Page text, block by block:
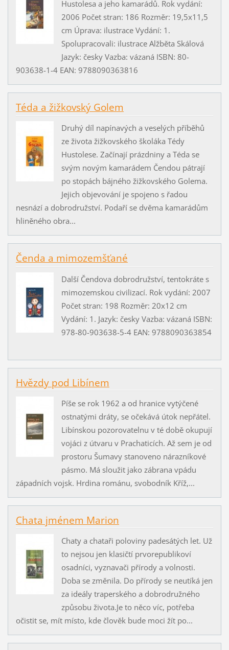
Hustolesa a jeho kamarádů. Rok vydání:
2006 Počet stran: 186 Rozměr: 19,5x11,5
cm Úprava: ilustrace Vydání: 1.
Spolupracovali: ilustrace Alžběta Skálová
Jazyk: česky Vazba: vázaná ISBN: 80-
903638-1-4 EAN: 9788090363816
Téda a žižkovský Golem
Druhý díl napínavých a veselých příběhů
ze života žižkovského školáka Tédy
Hustolese. Začínají prázdniny a Téda se
svým novým kamarádem Čendou pátrají
po stopách bájného žižkovského Golema.
Jejich objevování je spojeno s řadou
nesnází a dobrodružství. Podaří se dvěma kamarádům
hliněného obra...
Čenda a mimozemšťané
Další Čendova dobrodružství, tentokráte s
mimozemskou civilizací. Rok vydání: 2007
Počet stran: 198 Rozměr: 20x12 cm
Vydání: 1. Jazyk: česky Vazba: vázaná ISBN:
978-80-903638-5-4 EAN: 9788090363854
Hvězdy pod Libínem
Píše se rok 1962 a od hranice vytýčené
ostnatými dráty, se očekává útok nepřátel.
Libínskou pozorovatelnu v té době okupují
vojáci z útvaru v Prachaticích. Až sem je od
prostoru Šumavy stanoveno nárazníkové
pásmo. Má sloužit jako zábrana vpádu
západních vojsk. Hrdina románu, svobodník Kříž,...
Chata jménem Marion
Chaty a chataři poloviny padesátých let. Už
to nejsou jen klasičtí prvorepublikoví
osadníci, vyznavači přírody a volnosti.
Doba se změnila. Do přírody se neutíká jen
za ideály traperského a dobrodružného
způsobu života.Je to něco víc, potřeba
očistit se, mít místo, kde člověk bude moci žít po...